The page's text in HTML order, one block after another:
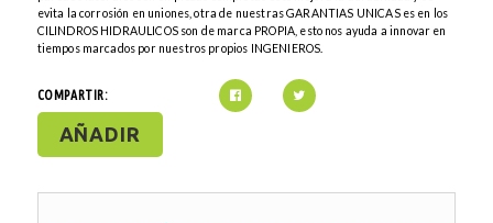
evita la corrosión en uniones, otra de nuestras GARANTIAS UNICAS es en los
CILINDROS HIDRAULICOS son de marca PROPIA, esto nos ayuda a innovar en
tiempos marcados por nuestros propios INGENIEROS.
COMPARTIR:
AÑADIR